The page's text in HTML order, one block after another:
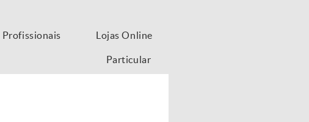
Profissionais Lojas Online
Particular